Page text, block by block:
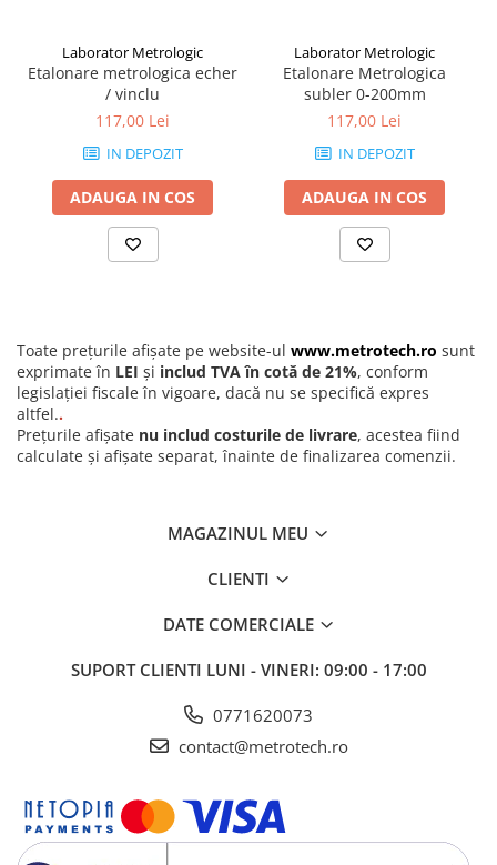
Etalonarea picnometrelor este necesara in:
Laboratoare de analiza fizico-chimica
Industrie farmaceutica si alimentara
Institutii de cercetare si control calitate
Companii certificate ISO unde trasabilitatea masuratorilor
este obligatorie
Laborator Metrologic
Etalonare metrologica echer
/ vinclu
117,00 Lei
IN DEPOZIT
ADAUGA IN COS
Laborator Metrologic
Etalonare Metrologica
subler 0-200mm
117,00 Lei
IN DEPOZIT
ADAUGA IN COS
Toate prețurile afișate pe website-ul www.metrotech.ro sunt
exprimate în LEI și includ TVA în cotă de 21%, conform
legislației fiscale în vigoare, dacă nu se specifică expres
altfel..
Prețurile afișate nu includ costurile de livrare, acestea fiind
calculate și afișate separat, înainte de finalizarea comenzii.
MAGAZINUL MEU
CLIENTI
DATE COMERCIALE
SUPORT CLIENTI LUNI - VINERI: 09:00 - 17:00
0771620073
contact@metrotech.ro